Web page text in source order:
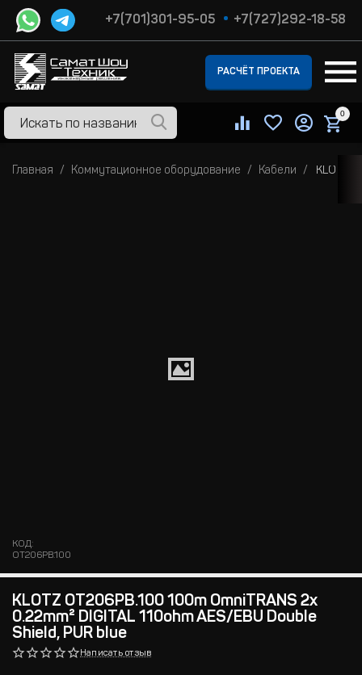
+7(701)301-95-05 +7(727)292-18-58
РАСЧЁТ ПРОЕКТА
0
Главная Коммутационное оборудование Кабели
КОД:
OT206PB.100
KLOTZ OT206PB.100 100m OmniTRANS 2x
0.22mm² DIGITAL 110ohm AES/EBU Double
Shield, PUR blue
Написать отзыв